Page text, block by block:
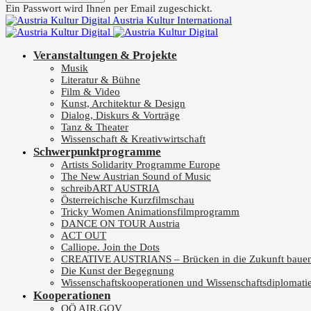
Ein Passwort wird Ihnen per Email zugeschickt.
Austria Kultur International
Veranstaltungen & Projekte
Musik
Literatur & Bühne
Film & Video
Kunst, Architektur & Design
Dialog, Diskurs & Vorträge
Tanz & Theater
Wissenschaft & Kreativwirtschaft
Schwerpunktprogramme
Artists Solidarity Programme Europe
The New Austrian Sound of Music
schreibART AUSTRIA
Österreichische Kurzfilmschau
Tricky Women Animationsfilmprogramm
DANCE ON TOUR Austria
ACT OUT
Calliope. Join the Dots
CREATIVE AUSTRIANS – Brücken in die Zukunft
Die Kunst der Begegnung
Wissenschaftskooperationen und
Kooperationen
OÖ AIR.GOV